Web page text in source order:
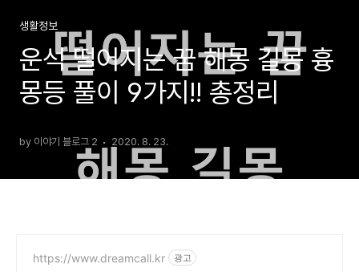
생활정보
운석 떨어지는 꿈 해몽 길몽 흉
몽등 풀이 9가지!! 총정리
by 이야기 블로그 2 2020. 8. 23.
https://www.dreamcall.kr 광고